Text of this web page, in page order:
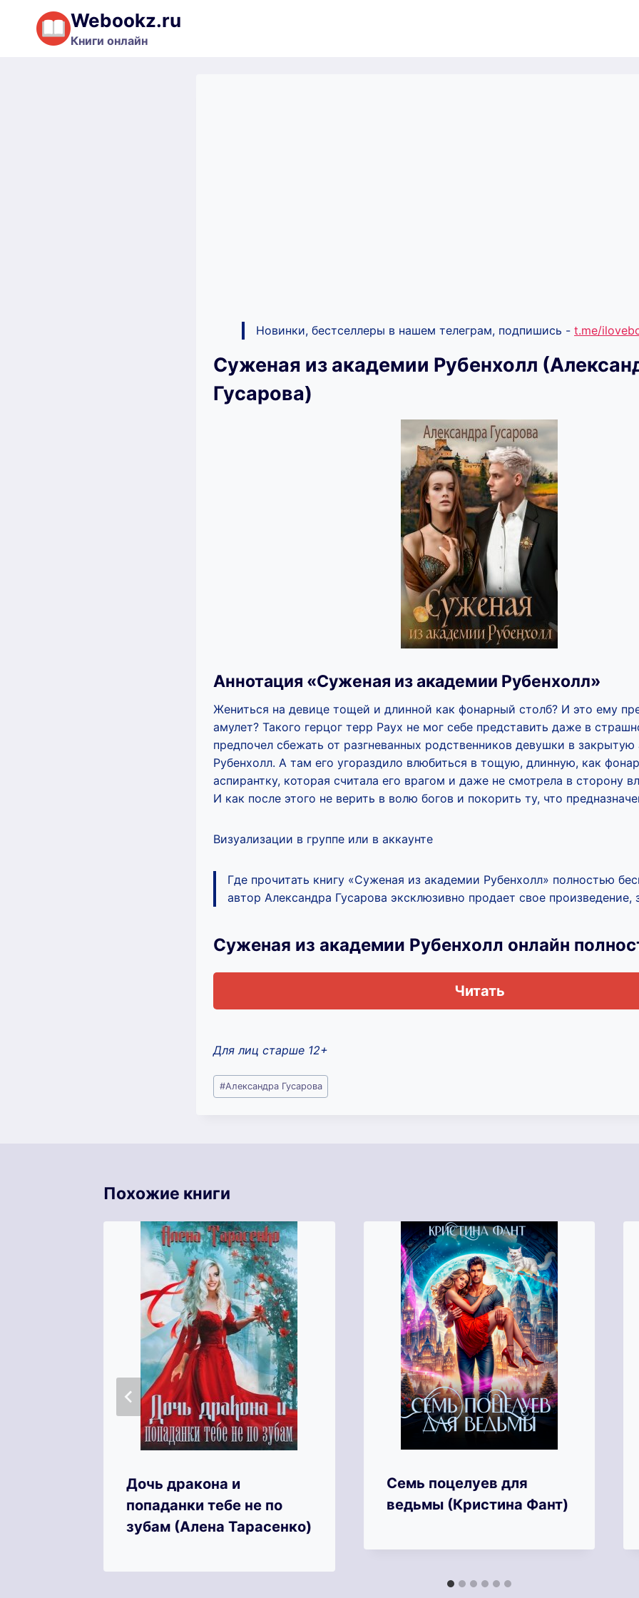
Перейти
содержимому
Webookz.ru
Книги онлайн
Новинки, бестселлеры в нашем телеграм, подпишись - t.me/
Суженая из академии Рубенхолл
Гусарова)
Аннотация «Суженая из академии Рубенхолл»
Жениться на девице тощей и длинной как фонарный столб? И это ему
амулет? Такого герцог терр Раух не мог себе представить даже в
предпочел сбежать от разгневанных родственников девушки в
Рубенхолл. А там его угораздило влюбиться в тощую, длинную, как
аспирантку, которая считала его врагом и даже не смотрела в сторону
И как после этого не верить в волю богов и покорить ту, что
Визуализации в группе или в аккаунте
Где прочитать книгу «Суженая из академии Рубенхолл» полностью
автор Александра Гусарова эксклюзивно продает свое произведение,
Суженая из академии Рубенхолл онлайн
Читать
Для лиц старше 12+
Метки
записи:
#Александра Гусарова
Похожие книги
Дочь дракона и
попаданки тебе не по
зубам (Алена Тарасенко)
Семь поцелуев для
ведьмы (Кристина Фант)